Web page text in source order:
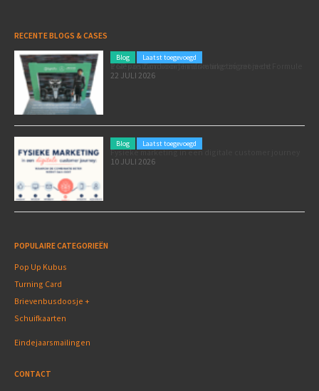
RECENTE BLOGS & CASES
Blog Laatst toegevoegd
Poleposition voor je marketing: zó zet je de Formule 1 GP van Zandvoort in als marketingmoment
22 JULI 2026
Blog Laatst toegevoegd
Fysieke marketing in een digitale customer journey
10 JULI 2026
POPULAIRE CATEGORIEËN
Pop Up Kubus
Turning Card
Brievenbusdoosje +
Schuifkaarten
Eindejaarsmailingen
CONTACT